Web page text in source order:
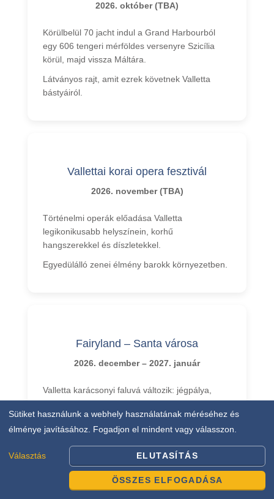
2026. október (TBA)
Körülbelül 70 jacht indul a Grand Harbourból
egy 606 tengeri mérföldes versenyre Szicília
körül, majd vissza Máltára.
Látványos rajt, amit ezrek követnek Valletta
bástyáiról.
Vallettai korai opera fesztivál
2026. november (TBA)
Történelmi operák előadása Valletta
legikonikusabb helyszínein, korhű
hangszerekkel és díszletekkel.
Egyedülálló zenei élmény barokk környezetben.
Fairyland – Santa városa
2026. december – 2027. január
Valletta karácsonyi faluvá változik: jégpálya,
óriáskerék, ünnepi vásár és a Mikulás Háza
várja a látogatókat.
Helyi kézműves termékek, ünnepi finomságok
és varázslatos hangulat a téli szezonban.
Sütiket használunk a webhely használatának méréséhez és
élménye javításához. Fogadjon el mindent vagy válasszon.
Választás ELUTASÍTÁS
ÖSSZES ELFOGADÁSA